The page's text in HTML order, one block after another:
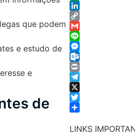
que podem
e estudo de
e
de
WhatsApp
LinkedIn
Copy
Link
Gmail
Line
Messenger
Outlook.com
Print
Telegram
X
Twitter
LINKS